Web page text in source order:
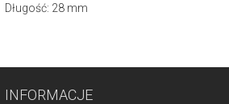
Długość: 28 mm
INFORMACJE